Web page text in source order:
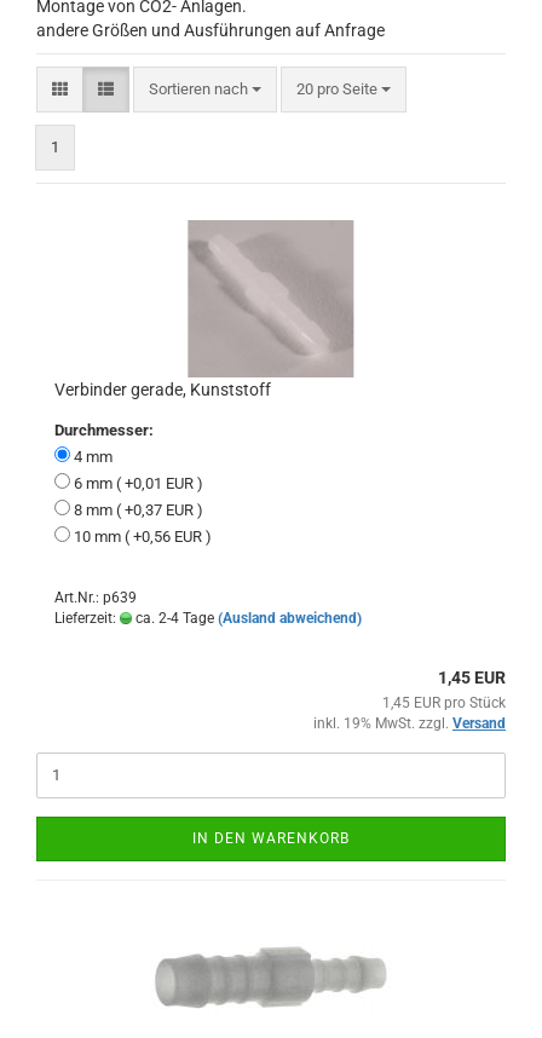
Montage von CO2- Anlagen.
andere Größen und Ausführungen auf Anfrage
Sortieren nach
Sortieren nach 20 pro Seite
pro Seite
1
Verbinder gerade, Kunststoff
Durchmesser:
4 mm
6 mm ( +0,01 EUR )
8 mm ( +0,37 EUR )
10 mm ( +0,56 EUR )
Art.Nr.: p639
Lieferzeit:
ca. 2-4 Tage (Ausland abweichend)
1,45 EUR
1,45 EUR pro Stück
inkl. 19% MwSt. zzgl. Versand
IN DEN WARENKORB